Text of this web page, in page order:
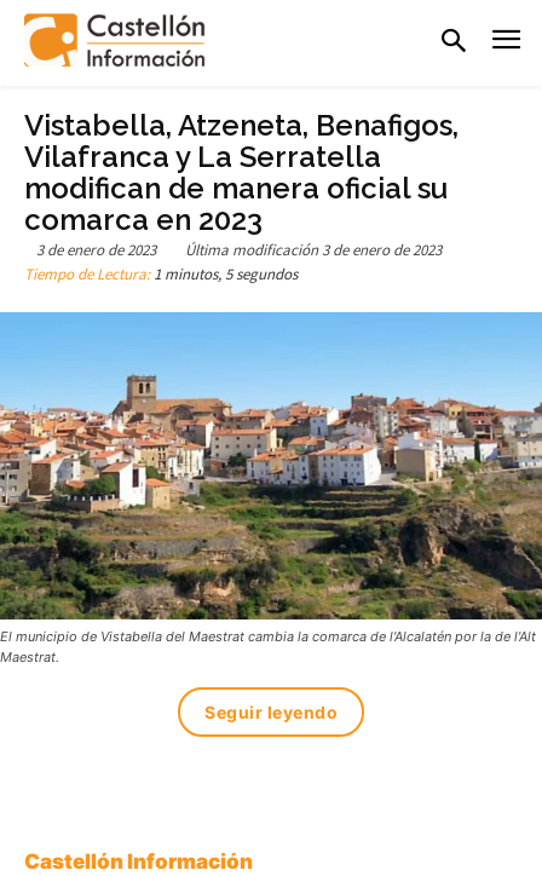
Vistabella, Atzeneta, Benafigos,
Vilafranca y La Serratella
modifican de manera oficial su
comarca en 2023
3 de enero de 2023 Última modificación 3 de enero de 2023
Tiempo de Lectura:1 minutos, 5 segundos
El municipio de Vistabella del Maestrat cambia la comarca de l'Alcalatén por la de l'Alt
Maestrat.
Seguir leyendo
Castellón Información